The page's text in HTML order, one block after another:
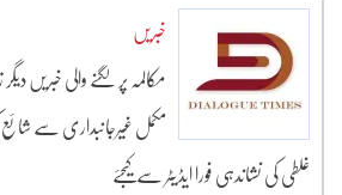
خبریں
مکالمہ پر لگنے والی خبریں
مکمل غیرجانبداری سے
غلطی کی نشاندہی فورا ایڈیٹر سے کیجئے